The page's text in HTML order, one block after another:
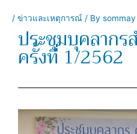
/ ข่าวและเหตุการณ์ / By
ประชุมบุคลาก
ครั้งที่ 1/2562